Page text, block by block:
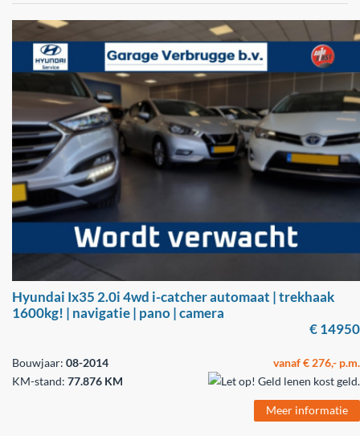
Hyundai Ix35 2.0i 4wd i-catcher automaat | trekhaak
1600kg! | navigatie | pano | camera
€ 14950
Bouwjaar: 08-2014
KM-stand: 77.876 KM
vanaf € 276,- p.m.
Meer informatie